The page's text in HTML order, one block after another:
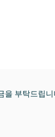
을 부탁드립